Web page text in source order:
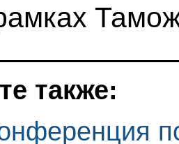
также: